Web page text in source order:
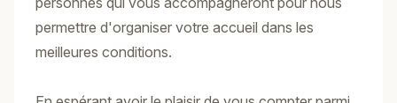
permettre d'organiser votre accueil dans les
meilleures conditions.